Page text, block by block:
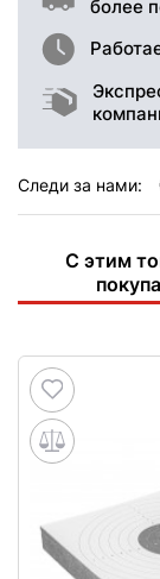
более
Следи за нами:
С этим